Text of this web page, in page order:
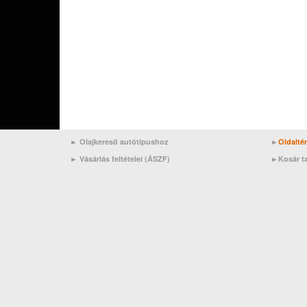
► Olajkereső autótípushoz
► Vásárlás feltételei (ÁSZF)
►
► Kosár